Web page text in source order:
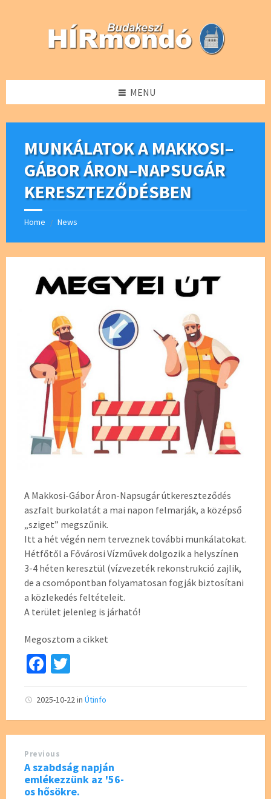
MENU
MUNKÁLATOK A MAKKOSI–
GÁBOR ÁRON–NAPSUGÁR
KERESZTEZŐDÉSBEN
Home / News
A Makkosi-Gábor Áron-Napsugár útkereszteződés
aszfalt burkolatát a mai napon felmarják, a középső
„sziget” megszűnik.
Itt a hét végén nem terveznek további munkálatokat.
Hétfőtől a Fővárosi Vízművek dolgozik a helyszínen
3-4 héten keresztül (vízvezeték rekonstrukció zajlik,
de a csomópontban folyamatosan fogják biztosítani
a közlekedés feltételeit.
A terület jelenleg is járható!
Megosztom a cikket
Fa
b
o
o
k
tt
er
2025-10-22in Útinfo
Previous
A szabdság napján
emlékezzünk az '56-
os hősökre.